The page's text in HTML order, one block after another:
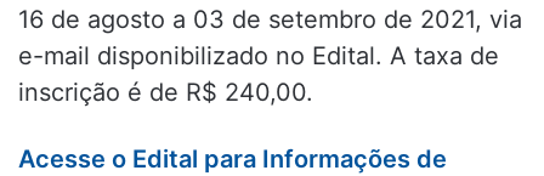
16 de agosto a 03 de setembro de 2021, via
e-mail disponibilizado no Edital. A taxa de
inscrição é de R$ 240,00.
Acesse o Edital para Informações de